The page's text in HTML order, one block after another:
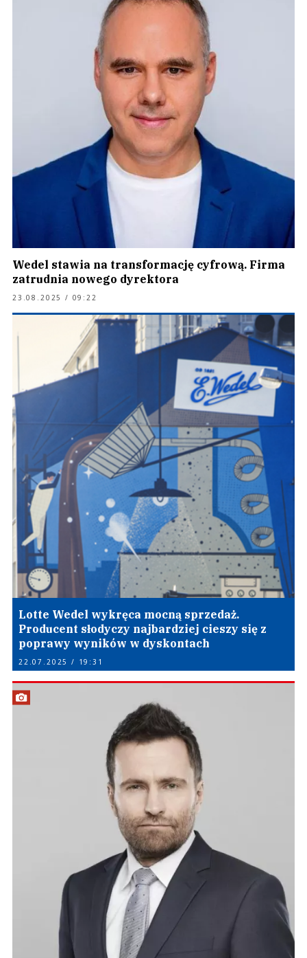
Wedel stawia na transformację cyfrową. Firma
zatrudnia nowego dyrektora
23.08.2025 / 09:22
Lotte Wedel wykręca mocną sprzedaż.
Producent słodyczy najbardziej cieszy się z
poprawy wyników w dyskontach
22.07.2025 / 19:31